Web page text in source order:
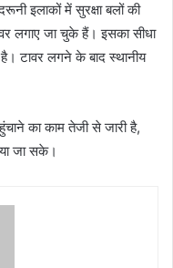
इलाकों में सुरक्षा बलों की
लगाए जा चुके हैं। इसका सीधा
है। टावर लगने के बाद स्थानीय
का काम तेजी से जारी है,
जा सके।